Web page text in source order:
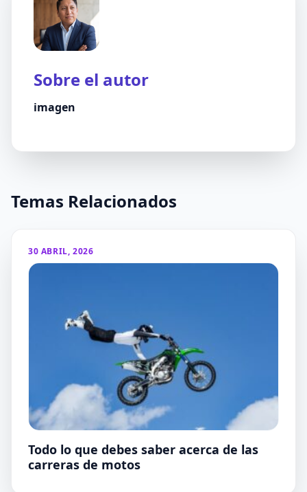
Sobre el autor
imagen
Temas Relacionados
30 ABRIL, 2026
Todo lo que debes saber acerca de las
carreras de motos